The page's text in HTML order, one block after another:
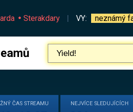
Sterakdary | VY: neznámý
ČAS STREAMU NEJVÍCE SLEDUJÍCÍCH